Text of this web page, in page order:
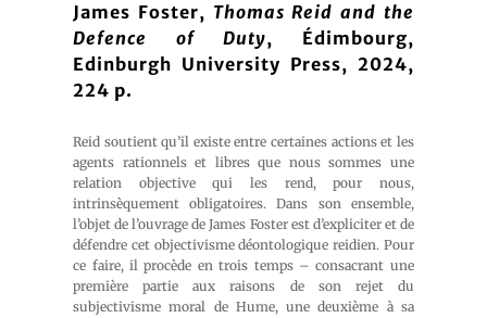
James Foster, Thomas Reid and the
Defence of Duty, Édimbourg,
Edinburgh University Press, 2024,
224 p.
Reid soutient qu’il existe entre certaines actions et les
agents rationnels et libres que nous sommes une
relation objective qui les rend, pour nous,
intrinsèquement obligatoires. Dans son ensemble,
l’objet de l’ouvrage de James Foster est d’expliciter et de
défendre cet objectivisme déontologique reidien. Pour
ce faire, il procède en trois temps – consacrant une
première partie aux raisons de son rejet du
subjectivisme moral de Hume, une deuxième à sa